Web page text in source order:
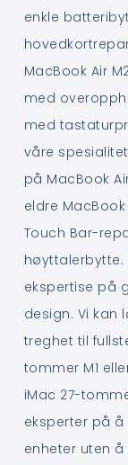
enkle
MacBook Air
med
med
våre
på MacBook
eldre
Touch Bar-
høyttalerbytte.
ekspertise på
design. Vi
treghet til
tommer M1
iMac 27-
eksperter på
enheter uten